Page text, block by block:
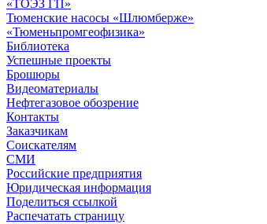
«ТОЭЗ ГП»
Тюменские насосы «Шлюмберже»
«Тюменьпромгеофизика»
Библиотека
Успешные проекты
Брошюры
Видеоматериалы
Нефтегазовое обозрение
Контакты
Заказчикам
Соискателям
СМИ
Российские предприятия
Юридическая информация
Поделиться ссылкой
Распечатать страницу